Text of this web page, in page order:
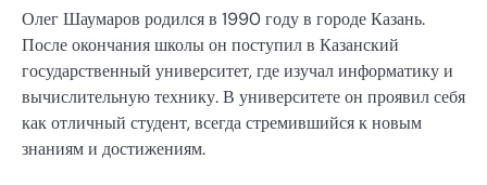
Олег Шаумаров родился в 1990 году в городе Казань.
После окончания школы он поступил в Казанский
государственный университет, где изучал информатику и
вычислительную технику. В университете он проявил себя
как отличный студент, всегда стремившийся к новым
знаниям и достижениям.